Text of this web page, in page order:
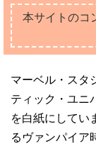
本サイトのコ
マーベル・スタ
ティック・ユニ
を白紙にしてい
るヴァンパイア